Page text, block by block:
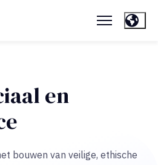
en
bouwen van veilige, ethische